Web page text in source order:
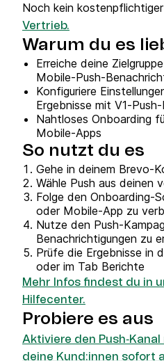
Noch kein
Vertrieb.
Warum du es
Erreiche deine
Konfiguriere
Ergebnisse mit
Nahtloses Onboarding
Mobile‑Apps
So nutzt du es
Gehe in deinem
Wähle Push aus deinen
Folge den
oder Mobile‑App zu
Nutze den
Benachrichtigungen zu
Prüfe die Ergebnisse in
oder im Tab Berichte
Mehr Infos findest du in
Hilfecenter.
Probiere es aus
Aktiviere den
deine Kund:innen sofort